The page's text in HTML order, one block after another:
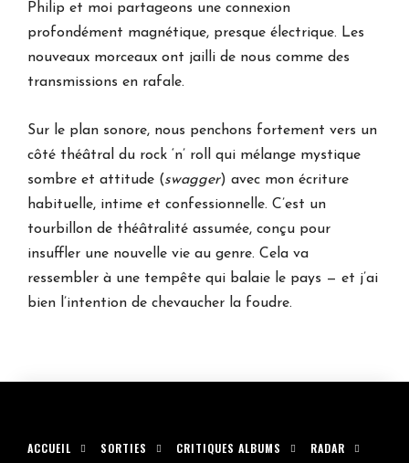
Philip et moi partageons une connexion
profondément magnétique, presque électrique. Les
nouveaux morceaux ont jailli de nous comme des
transmissions en rafale.
Sur le plan sonore, nous penchons fortement vers un
côté théâtral du rock ‘n’ roll qui mélange mystique
sombre et attitude (swagger) avec mon écriture
habituelle, intime et confessionnelle. C’est un
tourbillon de théâtralité assumée, conçu pour
insuffler une nouvelle vie au genre. Cela va
ressembler à une tempête qui balaie le pays — et j’ai
bien l’intention de chevaucher la foudre.
ACCUEIL SORTIES CRITIQUES ALBUMS
RADAR